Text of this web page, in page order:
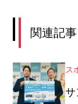
関連記事
ス
サ